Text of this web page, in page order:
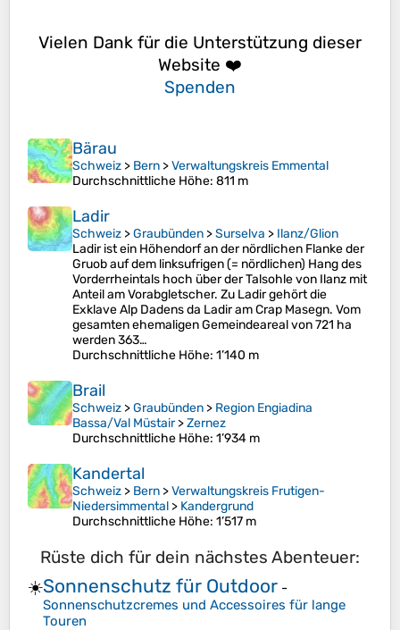
Vielen Dank für die Unterstützung dieser
Website ❤️
Spenden
Bärau
Schweiz > Bern >Verwaltungskreis Emmental
Durchschnittliche Höhe: 811 m
Ladir
Schweiz >Graubünden >Surselva > Ilanz/Glion
Ladir ist ein Höhendorf an der nördlichen Flanke der
Gruob auf dem linksufrigen (= nördlichen) Hang des
Vorderrheintals hoch über der Talsohle von Ilanz mit
Anteil am Vorabgletscher. Zu Ladir gehört die
Exklave Alp Dadens da Ladir am Crap Masegn. Vom
gesamten ehemaligen Gemeindeareal von 721 ha
werden 363…
Durchschnittliche Höhe: 1’140 m
Brail
Schweiz >Graubünden > Region Engiadina
Bassa/Val Müstair>Zernez
Durchschnittliche Höhe: 1’934 m
Kandertal
Schweiz > Bern >Verwaltungskreis Frutigen-
Niedersimmental > Kandergrund
Durchschnittliche Höhe: 1’517 m
Rüste dich für dein nächstes Abenteuer:
☀️Sonnenschutz für Outdoor -
Sonnenschutzcremes und Accessoires für lange
Touren